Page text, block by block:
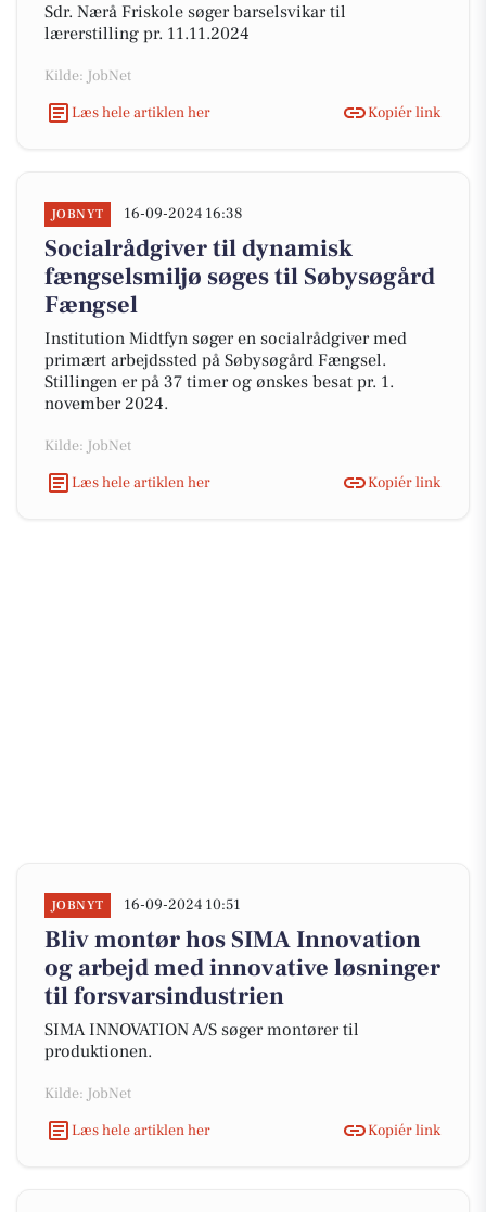
Sdr. Nærå Friskole søger barselsvikar til
lærerstilling pr. 11.11.2024
Kilde: JobNet
Læs hele artiklen her
Kopiér link
JOBNYT 16-09-2024 16:38
Socialrådgiver til dynamisk
fængselsmiljø søges til Søbysøgård
Fængsel
Institution Midtfyn søger en socialrådgiver med
primært arbejdssted på Søbysøgård Fængsel.
Stillingen er på 37 timer og ønskes besat pr. 1.
november 2024.
Kilde: JobNet
Læs hele artiklen her
Kopiér link
JOBNYT 16-09-2024 10:51
Bliv montør hos SIMA Innovation
og arbejd med innovative løsninger
til forsvarsindustrien
SIMA INNOVATION A/S søger montører til
produktionen.
Kilde: JobNet
Læs hele artiklen her
Kopiér link